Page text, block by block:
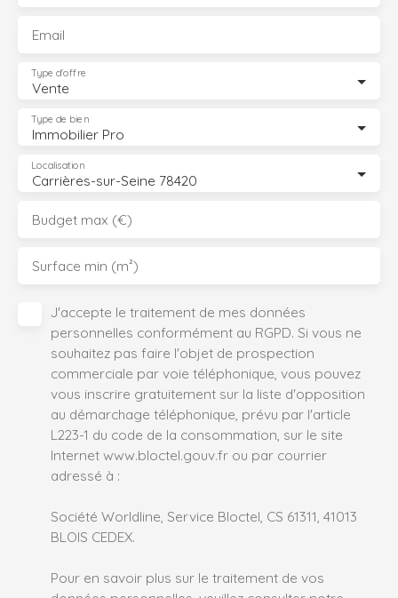
Email
Vente
Type d'offre
Immobilier Pro
Type de bien
Carrières-sur-Seine 78420
Localisation
Budget max (€)
Surface min (m²)
J'accepte le traitement de mes données
personnelles conformément au RGPD. Si vous ne
souhaitez pas faire l'objet de prospection
commerciale par voie téléphonique, vous pouvez
vous inscrire gratuitement sur la liste d'opposition
au démarchage téléphonique, prévu par l'article
L223-1 du code de la consommation, sur le site
Internet www.bloctel.gouv.fr ou par courrier
adressé à :
Société Worldline, Service Bloctel, CS 61311, 41013
BLOIS CEDEX.
Pour en savoir plus sur le traitement de vos